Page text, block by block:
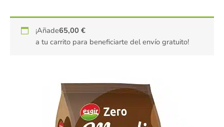
¡Añade65,00€
a tu carrito para beneficiarte del envío gratuito!
Muesli
crujiente